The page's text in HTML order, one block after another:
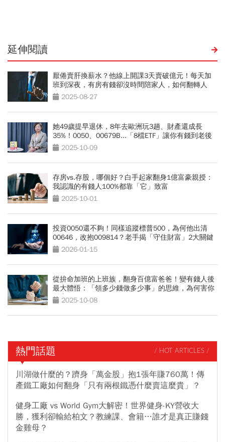
延伸閱讀
厭倦賣肝換薪水？他線上開課3天賣破億元！每天加
班到深夜，有房有錢卻沒時間陪家人，如何翻轉人
生？2025-08-27
她49歲提早退休，8年去歐洲玩3趟、財產還成長
35%！0050、00679B...「8檔ETF」讓你有錢到老後
2025-10-09
存房vs.存股，哪個好？白手起家翻身1億富豪親授：
我認識的有錢人100%都靠「它」致富
2025-10-01
投資0050還不夠！同樣追蹤標普500，為何他出清
00646，改抱009814？老手揭「守住財富」2大關鍵
2026-01-15
從拚命加班的上班族，翻身百億富爸爸！變有錢人後
最大體悟：「領多少錢做多少事」的思維，為何害你
變窮？
2025-10-08
熱門話題 / HOT ARTICLES /
川湖做什麼的？躋身「萬金股」抱1張年賺760萬！傳
產鐵工廠如何翻身「只有兩根鐵憑什麼賣這麼貴」？
健身工廠 vs World Gym大解密！世界健身-KY營收大
勝，獲利卻輸給柏文？教練課、會籍…誰才是真正賺錢
金雞母？